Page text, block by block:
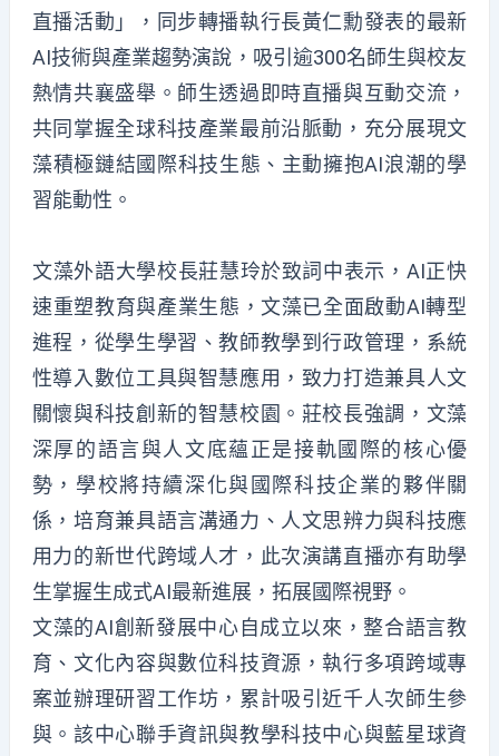
直播活動」，同步轉播執行長黃仁勳發表的最新
AI技術與產業趨勢演說，吸引逾300名師生與校友
熱情共襄盛舉。師生透過即時直播與互動交流，
共同掌握全球科技產業最前沿脈動，充分展現文
藻積極鏈結國際科技生態、主動擁抱AI浪潮的學
習能動性。
文藻外語大學校長莊慧玲於致詞中表示，AI正快
速重塑教育與產業生態，文藻已全面啟動AI轉型
進程，從學生學習、教師教學到行政管理，系統
性導入數位工具與智慧應用，致力打造兼具人文
關懷與科技創新的智慧校園。莊校長強調，文藻
深厚的語言與人文底蘊正是接軌國際的核心優
勢，學校將持續深化與國際科技企業的夥伴關
係，培育兼具語言溝通力、人文思辨力與科技應
用力的新世代跨域人才，此次演講直播亦有助學
生掌握生成式AI最新進展，拓展國際視野。
文藻的AI創新發展中心自成立以來，整合語言教
育、文化內容與數位科技資源，執行多項跨域專
案並辦理研習工作坊，累計吸引近千人次師生參
與。該中心聯手資訊與教學科技中心與藍星球資